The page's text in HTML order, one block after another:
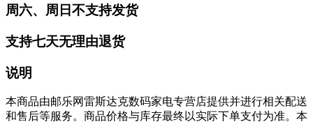
周六、周日不支持发货
支持七天无理由退货
说明
本商品由邮乐网雷斯达克数码家电专营店提供并进行相关配送
和售后等服务。商品价格与库存最终以实际下单支付为准。本